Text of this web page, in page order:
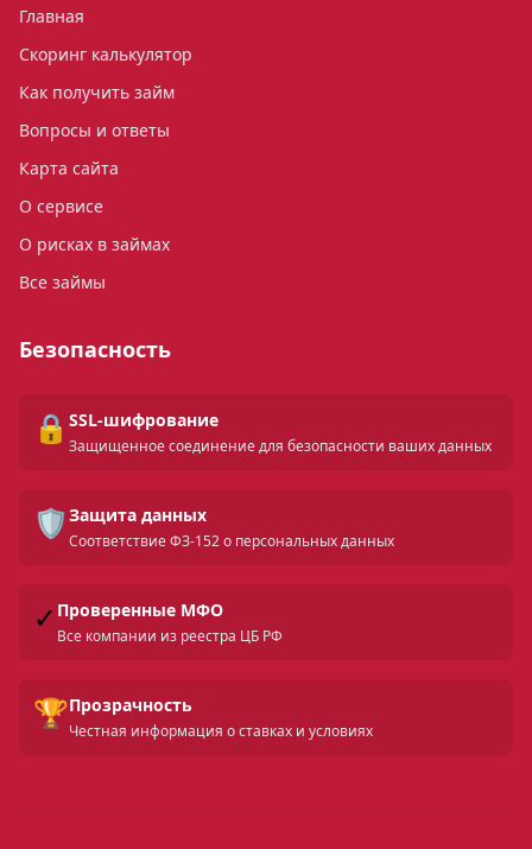
Главная
Скоринг калькулятор
Как получить займ
Вопросы и ответы
Карта сайта
О сервисе
О рисках в займах
Все займы
Безопасность
🔒 SSL-шифрование
Защищенное соединение для безопасности ваших данных
🛡️ Защита данных
Соответствие ФЗ-152 о персональных данных
✓ Проверенные МФО
Все компании из реестра ЦБ РФ
🏆Прозрачность
Честная информация о ставках и условиях